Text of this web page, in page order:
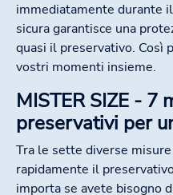
immediatamente durante
sicura garantisce una
quasi il preservativo. Così
vostri momenti insieme.
MISTER SIZE - 7
preservativi per
Tra le sette diverse
rapidamente il
importa se avete bisogno